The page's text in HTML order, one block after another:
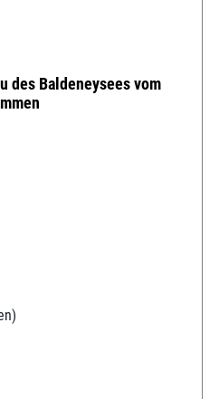
des Baldeneysees vom